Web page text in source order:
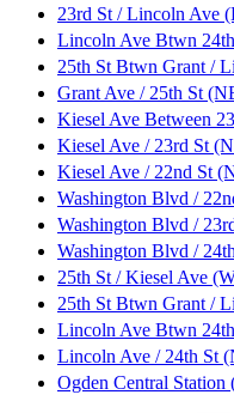
23rd St / Lincoln Ave
Lincoln Ave Btwn
25th St Btwn Grant /
Grant Ave / 25th St
Kiesel Ave Between
Kiesel Ave / 23rd St
Kiesel Ave / 22nd St
Washington Blvd /
Washington Blvd /
Washington Blvd /
25th St / Kiesel Ave
25th St Btwn Grant /
Lincoln Ave Btwn
Lincoln Ave / 24th St
Ogden Central Station